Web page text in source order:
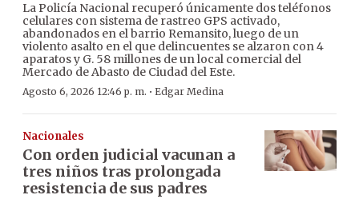
La Policía Nacional recuperó únicamente dos teléfonos
celulares con sistema de rastreo GPS activado,
abandonados en el barrio Remansito, luego de un
violento asalto en el que delincuentes se alzaron con 4
aparatos y G. 58 millones de un local comercial del
Mercado de Abasto de Ciudad del Este.
Agosto 6, 2026 12:46 p. m. · Edgar Medina
Nacionales
Con orden judicial vacunan a
tres niños tras prolongada
resistencia de sus padres